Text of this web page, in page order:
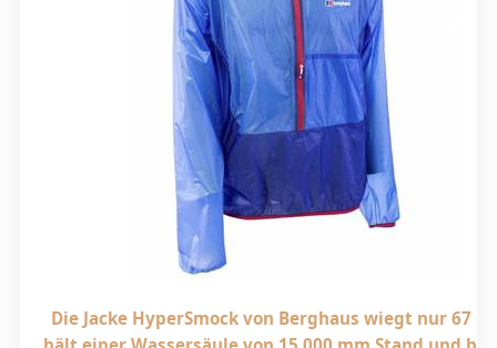
Die Jacke HyperSmock von Berghaus wiegt nur 67